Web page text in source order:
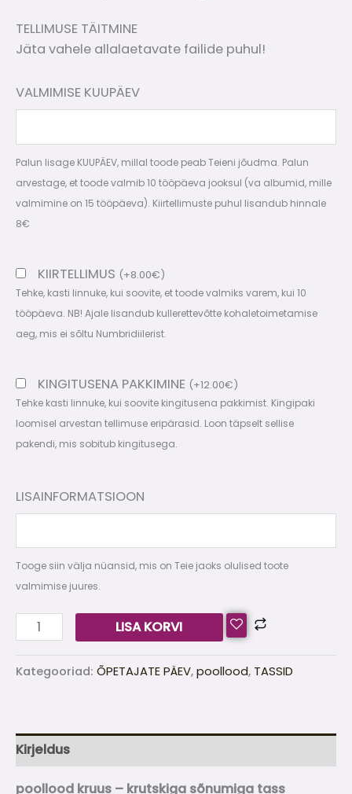
TELLIMUSE TÄITMINE
Jäta vahele allalaetavate failide puhul!
VALMIMISE KUUPÄEV
Palun lisage KUUPÄEV, millal toode peab Teieni jõudma. Palun
arvestage, et toode valmib 10 tööpäeva jooksul (va albumid, mille
valmimine on 15 tööpäeva). Kiirtellimuste puhul lisandub hinnale
8€
KIIRTELLIMUS (+8.00€)
Tehke, kasti linnuke, kui soovite, et toode valmiks varem, kui 10
tööpäeva. NB! Ajale lisandub kullerettevõtte kohaletoimetamise
aeg, mis ei sõltu Numbridiilerist.
KINGITUSENA PAKKIMINE (+12.00€)
Tehke kasti linnuke, kui soovite kingitusena pakkimist. Kingipaki
loomisel arvestan tellimuse eripärasid. Loon täpselt sellise
pakendi, mis sobitub kingitusega.
LISAINFORMATSIOON
Tooge siin välja nüansid, mis on Teie jaoks olulised toote
valmimise juures.
LISA KORVI
Kategooriad: ÕPETAJATE PÄEV,poollood, TASSID
Kirjeldus
poollood kruus – krutskiga sõnumiga tass